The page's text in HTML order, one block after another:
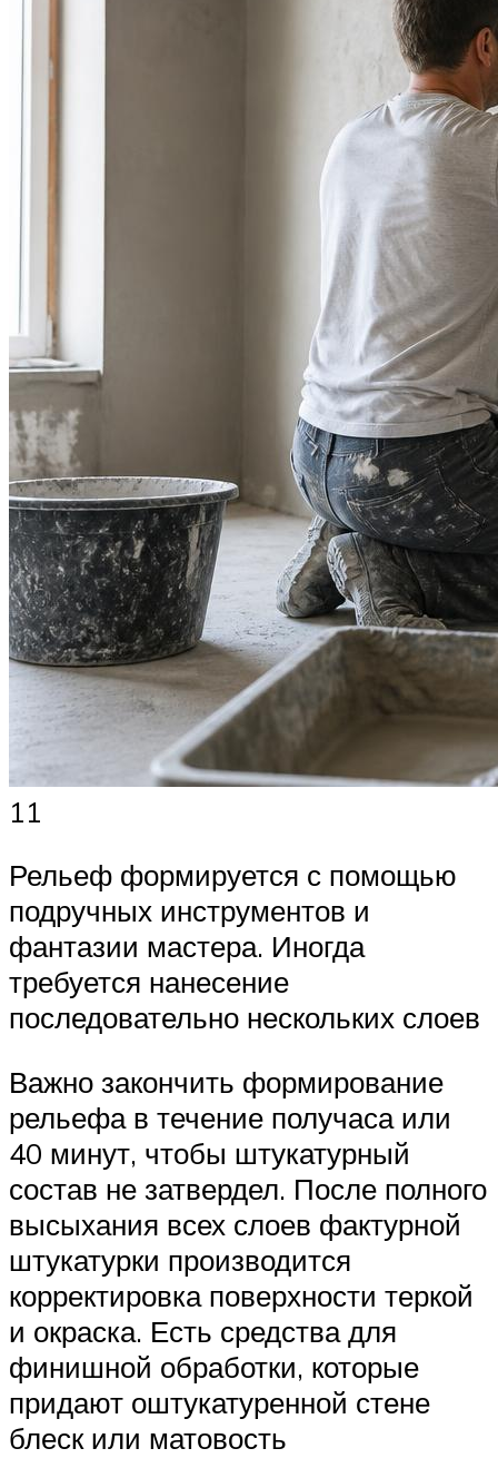
11
Рельеф формируется с помощью
подручных инструментов и
фантазии мастера. Иногда
требуется нанесение
последовательно нескольких слоев
Важно закончить формирование
рельефа в течение получаса или
40 минут, чтобы штукатурный
состав не затвердел. После полного
высыхания всех слоев фактурной
штукатурки производится
корректировка поверхности теркой
и окраска. Есть средства для
финишной обработки, которые
придают оштукатуренной стене
блеск или матовость